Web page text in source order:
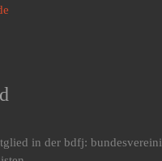
in der bdfj: